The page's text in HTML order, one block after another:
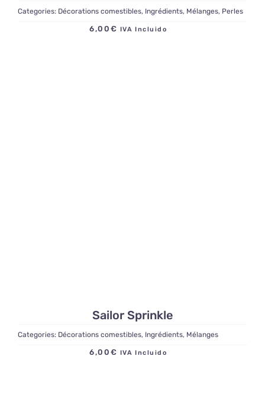
Categories: Décorations comestibles, Ingrédients, Mélanges, Perles
6,00 € IVA Incluido
Sailor Sprinkle
Categories: Décorations comestibles, Ingrédients, Mélanges
6,00 € IVA Incluido